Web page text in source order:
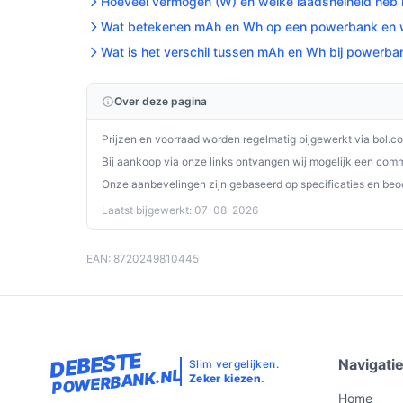
Controleer connectoren op vuil en
Installatie & eerste gebruik
Hoofdlijnen: laad de powerbank op en
neemt.
Concrete checks:
Controleer of de meegeleverde kabel past
Controleer of jouw telefoon snelladen
snellaadfunctie wilt profiteren.
Specificaties in mensentaal
12000 mAh:genoeg capaciteit om een
laadtijden korter kunnen zijn dan bij lagere
Aantal outputs: 2:
je kunt twee apparaten
Wat betekenen mAh en Wh op een powerbank en
Wat is het verschil tussen mAh en Wh bij
Over deze pagina
Prijzen en voorraad worden regelmatig bijgewerkt via
Bij aankoop via onze links ontvangen wij mogelijk een
Onze aanbevelingen zijn gebaseerd op specificaties en
Laatst bijgewerkt: 07-08-2026
EAN: 8720249810445
DEBESTE
POWERBANK.NL
Slim vergelijken.
Zeker kiezen.
Navigatie
Home